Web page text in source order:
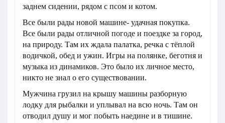
заднем сидении, рядом с псом и котом.
Все были рады новой машине- удачная покупка.
Все были рады отличной погоде и поездке за город,
на природу. Там их ждала палатка, речка с тёплой
водичкой, обед и ужин. Игры на полянке, беготня и
музыка из динамиков. Это было их личное место,
никто не знал о его существовании.
Мужчина грузил на крышу машины разборную
лодку для рыбалки и уплывал на всю ночь. Там он
отводил душу и мог побыть наедине и в тишине.